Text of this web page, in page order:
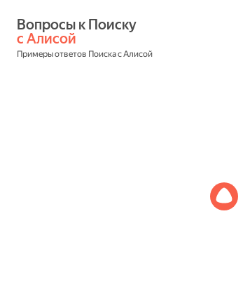
с Алисой
Примеры ответов Поиска с Алисой